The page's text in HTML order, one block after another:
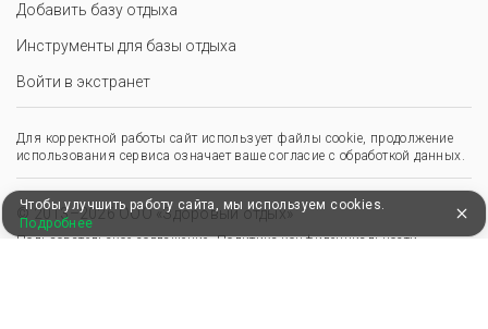
Добавить базу отдыха
Инструменты для базы отдыха
Войти в экстранет
Для корректной работы сайт использует файлы cookie, продолжение
использования сервиса означает ваше согласие с обработкой данных.
© 2013–2026 ООО «Здоровый отдых»
Пользовательское соглашение,Политика конфиденциальности,
Чтобы улучшить работу сайта, мы используем cookies.
Подробнее